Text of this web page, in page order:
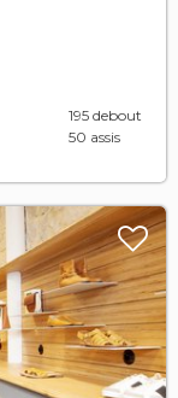
195 debout
50 assis